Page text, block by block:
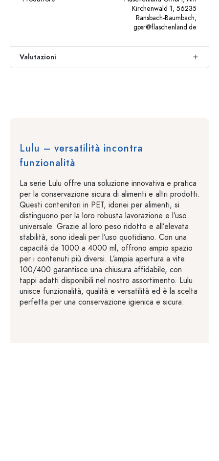
Kirchenwald 1, 56235
Ransbach-Baumbach,
gpsr@flaschenland.de
Valutazioni
Lulu – versatilità incontra
funzionalità
La serie Lulu offre una soluzione innovativa e pratica
per la conservazione sicura di alimenti e altri prodotti.
Questi contenitori in PET, idonei per alimenti, si
distinguono per la loro robusta lavorazione e l’uso
universale. Grazie al loro peso ridotto e all’elevata
stabilità, sono ideali per l’uso quotidiano. Con una
capacità da 1000 a 4000 ml, offrono ampio spazio
per i contenuti più diversi. L’ampia apertura a vite
100/400 garantisce una chiusura affidabile, con
tappi adatti disponibili nel nostro assortimento. Lulu
unisce funzionalità, qualità e versatilità ed è la scelta
perfetta per una conservazione igienica e sicura.